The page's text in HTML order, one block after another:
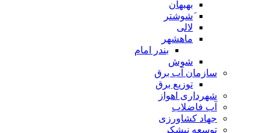
بهبهان
َشوشتر
لالی
ماهشهر
بندر امام
شوش
سازمان آب برق
توزیع برق
شهرداری اهواز
آب فاضلاب
جهاد کشاورزی
توسعه نیشکر